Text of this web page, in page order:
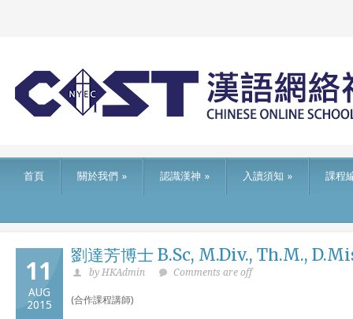
首頁 關於我們 » 認識漢神 » 入讀須知 » 課程
11
AUG
2015
劉達芳博士 B.Sc, M.Div., Th.M.,
by HKAdmin Comments are off
(合作課程講師)